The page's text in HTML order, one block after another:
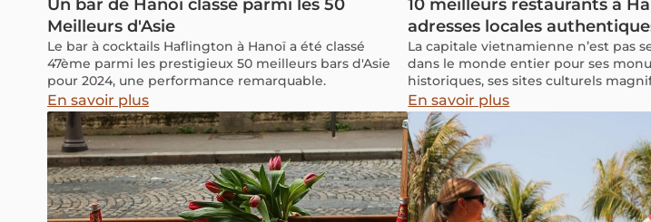
Un bar de Hanoï classé parmi les 50
Meilleurs d'Asie
Le bar à cocktails Haflington à Hanoï a été classé
47ème parmi les prestigieux 50 meilleurs bars d'Asie
pour 2024, une performance remarquable.
En savoir plus
10 meilleurs restaurants à
adresses locales
La capitale vietnamienne n’est pas
dans le monde entier pour ses
historiques, ses sites culturels
circulation trépidante, elle est aussi
gastronomie variée et adaptée au
au budget de tout un chacun.
En savoir plus